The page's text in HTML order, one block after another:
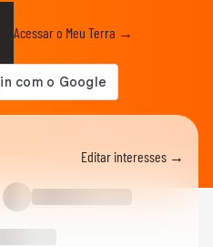
Acessar o Meu Terra →
Editar interesses →